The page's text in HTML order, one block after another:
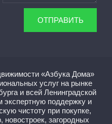
ОТПРАВИТЬ
«Азбука Дома»
услуг на рынке
и всей Ленинградской
поддержку и
чистоту при покупке,
новостроек, загородных